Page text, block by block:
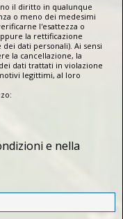
il diritto in qualunque
o meno dei medesimi
l'esattezza o
la rettificazione
dati personali). Ai sensi
la cancellazione, la
dati trattati in violazione
legittimi, al loro
e nella